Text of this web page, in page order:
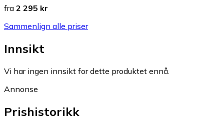
fra 2 295 kr
Sammenlign alle priser
Innsikt
Vi har ingen innsikt for dette produktet ennå.
Annonse
Prishistorikk